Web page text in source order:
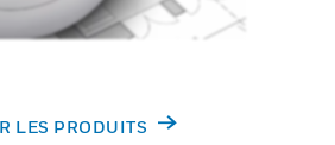
LES PRODUITS